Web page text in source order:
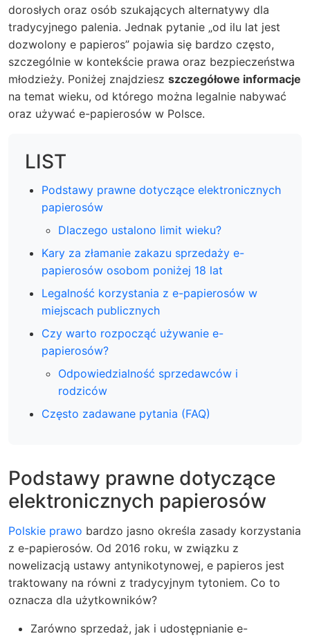
dorosłych oraz osób szukających alternatywy dla
tradycyjnego palenia. Jednak pytanie „od ilu lat jest
dozwolony e papieros” pojawia się bardzo często,
szczególnie w kontekście prawa oraz bezpieczeństwa
młodzieży. Poniżej znajdziesz szczegółowe informacje
na temat wieku, od którego można legalnie nabywać
oraz używać e-papierosów w Polsce.
LIST
Podstawy prawne dotyczące elektronicznych
papierosów
Dlaczego ustalono limit wieku?
Kary za złamanie zakazu sprzedaży e-
papierosów osobom poniżej 18 lat
Legalność korzystania z e-papierosów w
miejscach publicznych
Czy warto rozpocząć używanie e-
papierosów?
Odpowiedzialność sprzedawców i
rodziców
Często zadawane pytania (FAQ)
Podstawy prawne dotyczące
elektronicznych papierosów
Polskie prawo bardzo jasno określa zasady korzystania
z e-papierosów. Od 2016 roku, w związku z
nowelizacją ustawy antynikotynowej, e papieros jest
traktowany na równi z tradycyjnym tytoniem. Co to
oznacza dla użytkowników?
Zarówno sprzedaż, jak i udostępnianie e-